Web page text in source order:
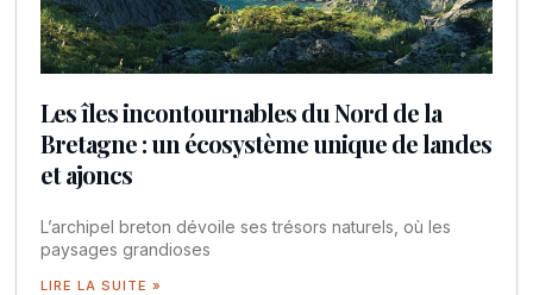
Les îles incontournables du Nord de la
Bretagne : un écosystème unique de landes
et ajoncs
L’archipel breton dévoile ses trésors naturels, où les
paysages grandioses
LIRE LA SUITE »